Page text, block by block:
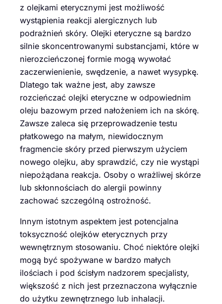
z olejkami eterycznymi jest możliwość
wystąpienia reakcji alergicznych lub
podrażnień skóry. Olejki eteryczne są bardzo
silnie skoncentrowanymi substancjami, które w
nierozcieńczonej formie mogą wywołać
zaczerwienienie, swędzenie, a nawet wysypkę.
Dlatego tak ważne jest, aby zawsze
rozcieńczać olejki eteryczne w odpowiednim
oleju bazowym przed nałożeniem ich na skórę.
Zawsze zaleca się przeprowadzenie testu
płatkowego na małym, niewidocznym
fragmencie skóry przed pierwszym użyciem
nowego olejku, aby sprawdzić, czy nie wystąpi
niepożądana reakcja. Osoby o wrażliwej skórze
lub skłonnościach do alergii powinny
zachować szczególną ostrożność.
Innym istotnym aspektem jest potencjalna
toksyczność olejków eterycznych przy
wewnętrznym stosowaniu. Choć niektóre olejki
mogą być spożywane w bardzo małych
ilościach i pod ścisłym nadzorem specjalisty,
większość z nich jest przeznaczona wyłącznie
do użytku zewnętrznego lub inhalacji.